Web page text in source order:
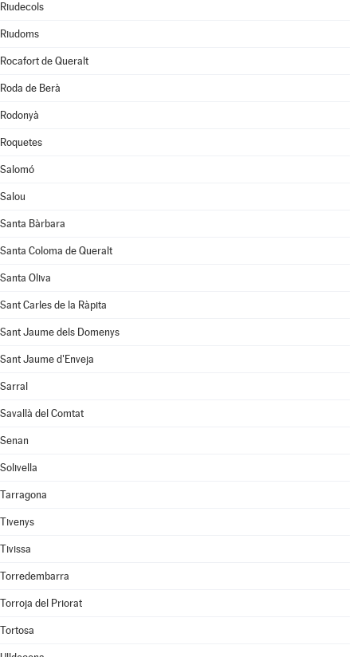
Riudecols
Riudoms
Rocafort de Queralt
Roda de Berà
Rodonyà
Roquetes
Salomó
Salou
Santa Bàrbara
Santa Coloma de Queralt
Santa Oliva
Sant Carles de la Ràpita
Sant Jaume dels Domenys
Sant Jaume d'Enveja
Sarral
Savallà del Comtat
Senan
Solivella
Tarragona
Tivenys
Tivissa
Torredembarra
Torroja del Priorat
Tortosa